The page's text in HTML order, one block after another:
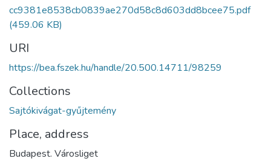
cc9381e8538cb0839ae270d58c8d603dd8bcee75.pdf
(459.06 KB)
URI
https://bea.fszek.hu/handle/20.500.14711/98259
Collections
Sajtókivágat-gyűjtemény
Place, address
Budapest. Városliget